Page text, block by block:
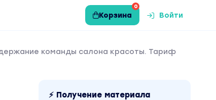
0
Корзина Войти
команды салона красоты. Тариф
⚡ Получение материала